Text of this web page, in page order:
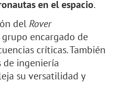
en el espacio.
del Rover
encargado de
críticas. También
de ingeniería
su versatilidad y